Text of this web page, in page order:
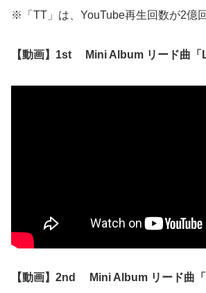
※「TT」は、YouTube再生回数が2億
【動画】1st Mini Album リード曲「
【動画】2nd Mini Album リード曲「